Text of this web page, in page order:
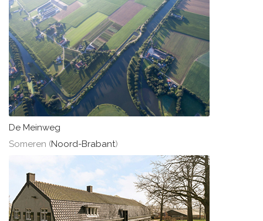
De Meinweg
Someren (Noord-Brabant)